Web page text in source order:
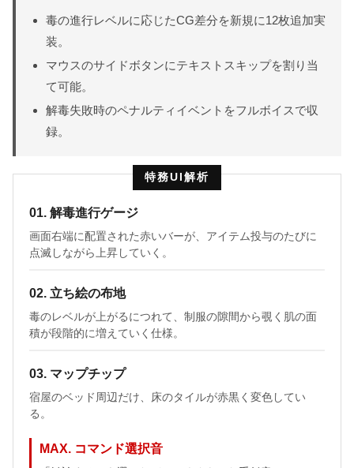
毒の進行レベルに応じたCG差分を新規に12枚追加実
装。
マウスのサイドボタンにテキストスキップを割り当
て可能。
解毒失敗時のペナルティイベントをフルボイスで収
録。
特務UI解析
01. 解毒進行ゲージ
画面右端に配置された赤いバーが、アイテム投与のたびに
点滅しながら上昇していく。
02. 立ち絵の布地
毒のレベルが上がるにつれて、制服の隙間から覗く肌の面
積が段階的に増えていく仕様。
03. マップチップ
宿屋のベッド周辺だけ、床のタイルが赤黒く変色してい
る。
MAX. コマンド選択音